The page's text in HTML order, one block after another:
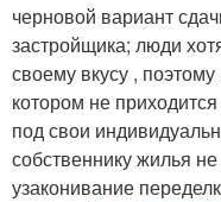
черновой вариант
застройщика; люди
своему вкусу ,
котором не
под свои
собственнику жилья
узаконивание